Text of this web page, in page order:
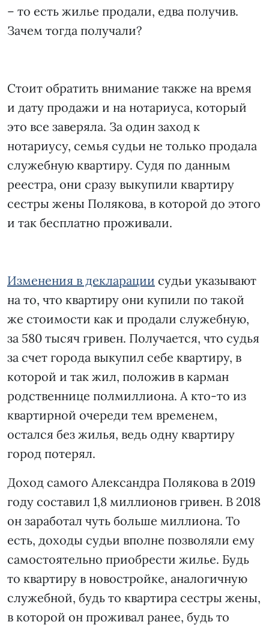
– то есть жилье продали, едва получив.
Зачем тогда получали?
Стоит обратить внимание также на время
и дату продажи и на нотариуса, который
это все заверяла. За один заход к
нотариусу, семья судьи не только продала
служебную квартиру. Судя по данным
реестра, они сразу выкупили квартиру
сестры жены Полякова, в которой до этого
и так бесплатно проживали.
Изменения в декларации судьи указывают
на то, что квартиру они купили по такой
же стоимости как и продали служебную,
за 580 тысяч гривен. Получается, что судья
за счет города выкупил себе квартиру, в
которой и так жил, положив в карман
родственнице полмиллиона. А кто-то из
квартирной очереди тем временем,
остался без жилья, ведь одну квартиру
город потерял.
Доход самого Александра Полякова в 2019
году составил 1,8 миллионов гривен. В 2018
он заработал чуть больше миллиона. То
есть, доходы судьи вполне позволяли ему
самостоятельно приобрести жилье. Будь
то квартиру в новостройке, аналогичную
служебной, будь то квартира сестры жены,
в которой он проживал ранее, будь то